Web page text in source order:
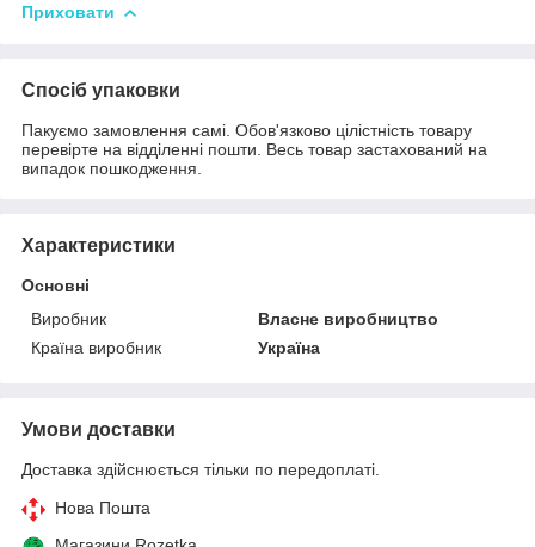
Приховати
Спосіб упаковки
Пакуємо замовлення самі. Обов'язково цілістність товару
перевірте на відділенні пошти. Весь товар застахований на
випадок пошкодження.
Характеристики
Основні
Виробник
Власне виробництво
Країна виробник
Україна
Умови доставки
Доставка здійснюється тільки по передоплаті.
Нова Пошта